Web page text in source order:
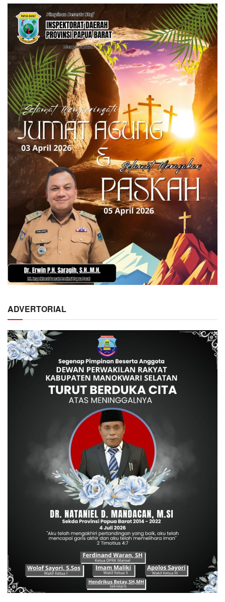
ADVERTORIAL